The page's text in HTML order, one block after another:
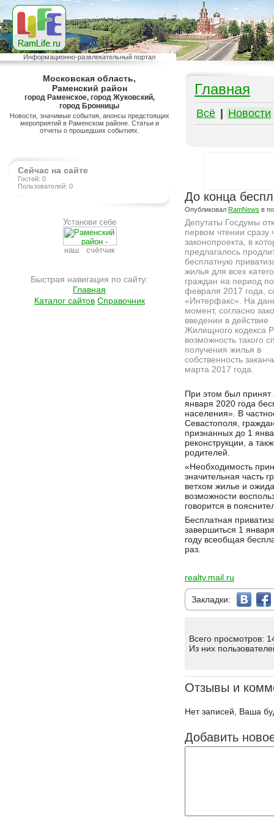
Информационно-развлекательный портал
Московская область,
Раменский район
город Раменское, город Жуковский,
город Бронницы
Новости, значимые события, анонсы предстоящих
мероприятий в Раменском районе. Статьи и
отчеты о прошедших событиях.
Сейчас на сайте
Гостей: 0
Пользователей: 0
Установи себе
наш счётчик
Быстрая навигация по сайту:
Главная
Каталог сайтов Справочник
Главная
Всё Новости
До конца
Опубликовал RamNews в
Депутаты Госдумы
первом чтении сразу
законопроекта, в
предлагалось
бесплатную
жилья для всех
граждан на период
февраля 2017 года,
«Интерфакс». На
момент, согласно
введении в действие
Жилищного кодекса
возможность такого
получения жилья в
собственность
марта 2017 года.
При этом был принят
января 2020 года
населения». В
Севастополя,
признанных до 1
реконструкции, а
родителей.
«Необходимость
значительная
ветхом жилье и
возможности
говорится в
Бесплатная
завершиться 1
году всеобщая
раз.
realty.mail.ru
Закладки:
Всего просмотров:
Из них
Отзывы и
Нет записей, Ваша
Добавить